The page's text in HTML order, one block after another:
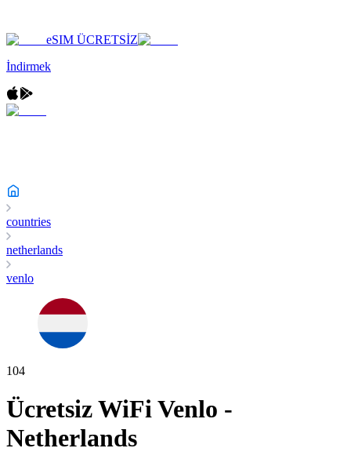
eSIM ÜCRETSİZ
İndirmek
countries
netherlands
venlo
104
Ücretsiz WiFiVenlo -
Netherlands